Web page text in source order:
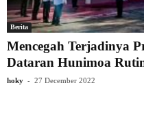
Berita
Mencegah Terjadinya
Dataran Hunimoa
hoky - 27 December 2022